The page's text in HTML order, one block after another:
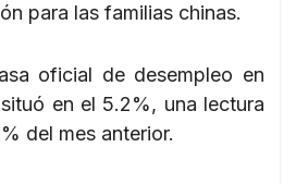
para las familias chinas.
oficial de desempleo en
en el 5.2%, una lectura
del mes anterior.